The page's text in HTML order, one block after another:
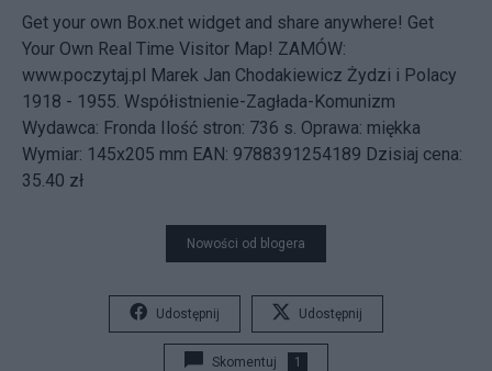
Get your own Box.net widget and share anywhere! Get
Your Own Real Time Visitor Map! ZAMÓW:
www.poczytaj.pl Marek Jan Chodakiewicz Żydzi i Polacy
1918 - 1955. Współistnienie-Zagłada-Komunizm
Wydawca: Fronda Ilość stron: 736 s. Oprawa: miękka
Wymiar: 145x205 mm EAN: 9788391254189 Dzisiaj cena:
35.40 zł
Nowości od blogera
Udostępnij Udostępnij
Skomentuj 1